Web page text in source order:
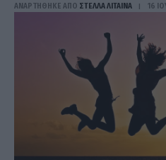
ΑΝΑΡΤΗΘΗΚΕ ΑΠΟ ΣΤΈΛΛΑ ΛΊΤΑΙΝΑ 16